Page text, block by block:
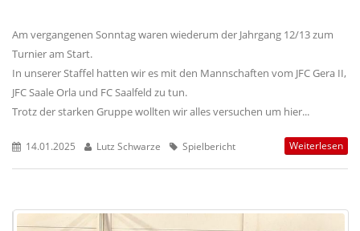
Am vergangenen Sonntag waren wiederum der Jahrgang 12/13 zum
Turnier am Start.
In unserer Staffel hatten wir es mit den Mannschaften vom JFC Gera II,
JFC Saale Orla und FC Saalfeld zu tun.
Trotz der starken Gruppe wollten wir alles versuchen um hier...
14.01.2025 Lutz Schwarze Spielbericht Weiterlesen